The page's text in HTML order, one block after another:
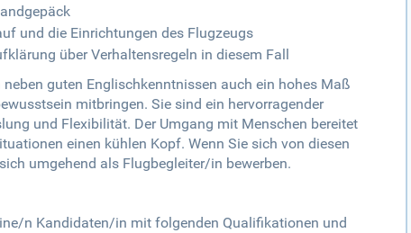
und die Einrichtungen des Flugzeugs
über Verhaltensregeln in diesem Fall
guten Englischkenntnissen auch ein hohes Maß
mitbringen. Sie sind ein hervorragender
und Flexibilität. Der Umgang mit Menschen bereitet
einen kühlen Kopf. Wenn Sie sich von diesen
umgehend als Flugbegleiter/in bewerben.
n Kandidaten/in mit folgenden Qualifikationen und